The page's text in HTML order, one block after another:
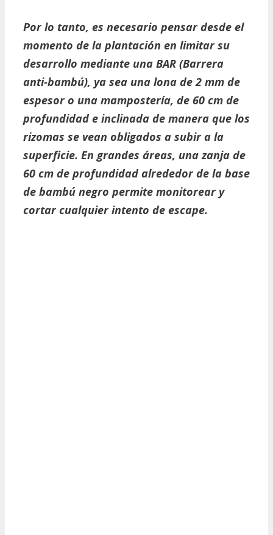
Por lo tanto, es necesario pensar desde el
momento de la plantación en limitar su
desarrollo mediante una BAR (Barrera
anti-bambú), ya sea una lona de 2 mm de
espesor o una mampostería, de 60 cm de
profundidad e inclinada de manera que los
rizomas se vean obligados a subir a la
superficie. En grandes áreas, una zanja de
60 cm de profundidad alrededor de la base
de bambú negro permite monitorear y
cortar cualquier intento de escape.